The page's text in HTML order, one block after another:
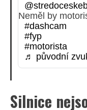
Neměl by
#dashcam
#fyp
#motorista
♬ původní
Silnice